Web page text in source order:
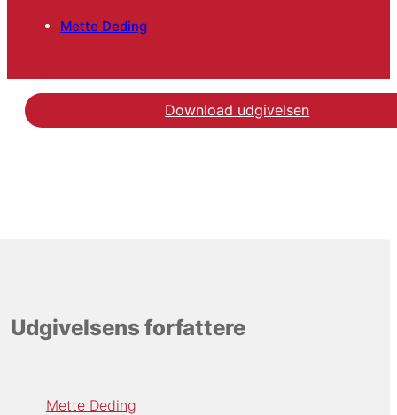
Mette Deding
Download udgivelsen
Udgivelsens forfattere
Mette Deding